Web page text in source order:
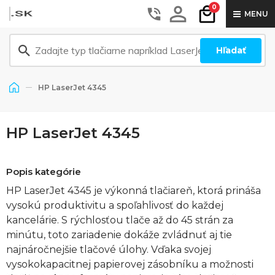
0
MENU
Hľadať
HP LaserJet 4345
HP LaserJet 4345
Popis kategórie
HP LaserJet 4345 je výkonná tlačiareň, ktorá prináša
vysokú produktivitu a spoľahlivosť do každej
kancelárie. S rýchlosťou tlače až do 45 strán za
minútu, toto zariadenie dokáže zvládnuť aj tie
najnáročnejšie tlačové úlohy. Vďaka svojej
vysokokapacitnej papierovej zásobníku a možnosti